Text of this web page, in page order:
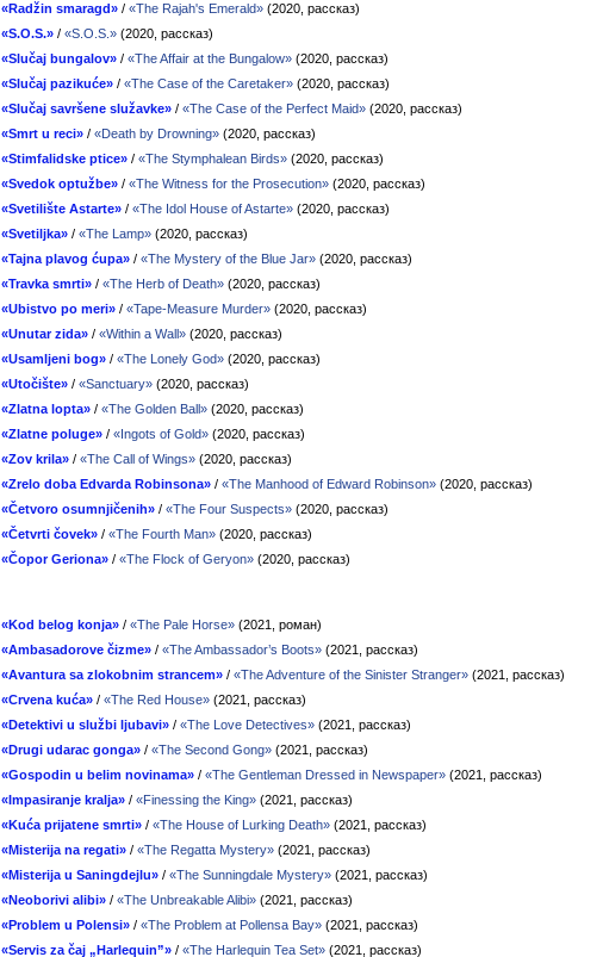
«Radžin smaragd» / «The Rajah's Emerald» (2020, рассказ)
«S.O.S.» / «S.O.S.» (2020, рассказ)
«Slučaj bungalov» / «The Affair at the Bungalow» (2020, рассказ)
«Slučaj pazikuće» / «The Case of the Caretaker» (2020, рассказ)
«Slučaj savršene služavke» / «The Case of the Perfect Maid» (2020, рассказ)
«Smrt u reci» / «Death by Drowning» (2020, рассказ)
«Stimfalidske ptice» / «The Stymphalean Birds» (2020, рассказ)
«Svedok optužbe» / «The Witness for the Prosecution» (2020, рассказ)
«Svetilište Astarte» / «The Idol House of Astarte» (2020, рассказ)
«Svetiljka» / «The Lamp» (2020, рассказ)
«Tajna plavog ćupa» / «The Mystery of the Blue Jar» (2020, рассказ)
«Travka smrti» / «The Herb of Death» (2020, рассказ)
«Ubistvo po meri» / «Tape-Measure Murder» (2020, рассказ)
«Unutar zida» / «Within a Wall» (2020, рассказ)
«Usamljeni bog» / «The Lonely God» (2020, рассказ)
«Utočište» / «Sanctuary» (2020, рассказ)
«Zlatna lopta» / «The Golden Ball» (2020, рассказ)
«Zlatne poluge» / «Ingots of Gold» (2020, рассказ)
«Zov krila» / «The Call of Wings» (2020, рассказ)
«Zrelo doba Edvarda Robinsona» / «The Manhood of Edward Robinson» (2020, рассказ)
«Četvoro osumnjičenih» / «The Four Suspects» (2020, рассказ)
«Četvrti čovek» / «The Fourth Man» (2020, рассказ)
«Čopor Geriona» / «The Flock of Geryon» (2020, рассказ)
«Kod belog konja» / «The Pale Horse» (2021, роман)
«Ambasadorove čizme» / «The Ambassador’s Boots» (2021, рассказ)
«Avantura sa zlokobnim strancem» / «The Adventure of the Sinister Stranger» (2021, рассказ)
«Crvena kuća» / «The Red House» (2021, рассказ)
«Detektivi u službi ljubavi» / «The Love Detectives» (2021, рассказ)
«Drugi udarac gonga» / «The Second Gong» (2021, рассказ)
«Gospodin u belim novinama» / «The Gentleman Dressed in Newspaper» (2021, рассказ)
«Impasiranje kralja» / «Finessing the King» (2021, рассказ)
«Kuća prijatene smrti» / «The House of Lurking Death» (2021, рассказ)
«Misterija na regati» / «The Regatta Mystery» (2021, рассказ)
«Misterija u Saningdejlu» / «The Sunningdale Mystery» (2021, рассказ)
«Neoborivi alibi» / «The Unbreakable Alibi» (2021, рассказ)
«Problem u Polensi» / «The Problem at Pollensa Bay» (2021, рассказ)
«Servis za čaj „Harlequin”» / «The Harlequin Tea Set» (2021, рассказ)